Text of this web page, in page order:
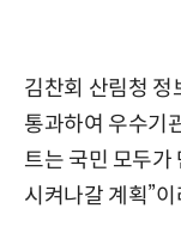
김찬회 산림청 정
통과하여 우수기
트는 국민 모두가
시켜나갈 계획”